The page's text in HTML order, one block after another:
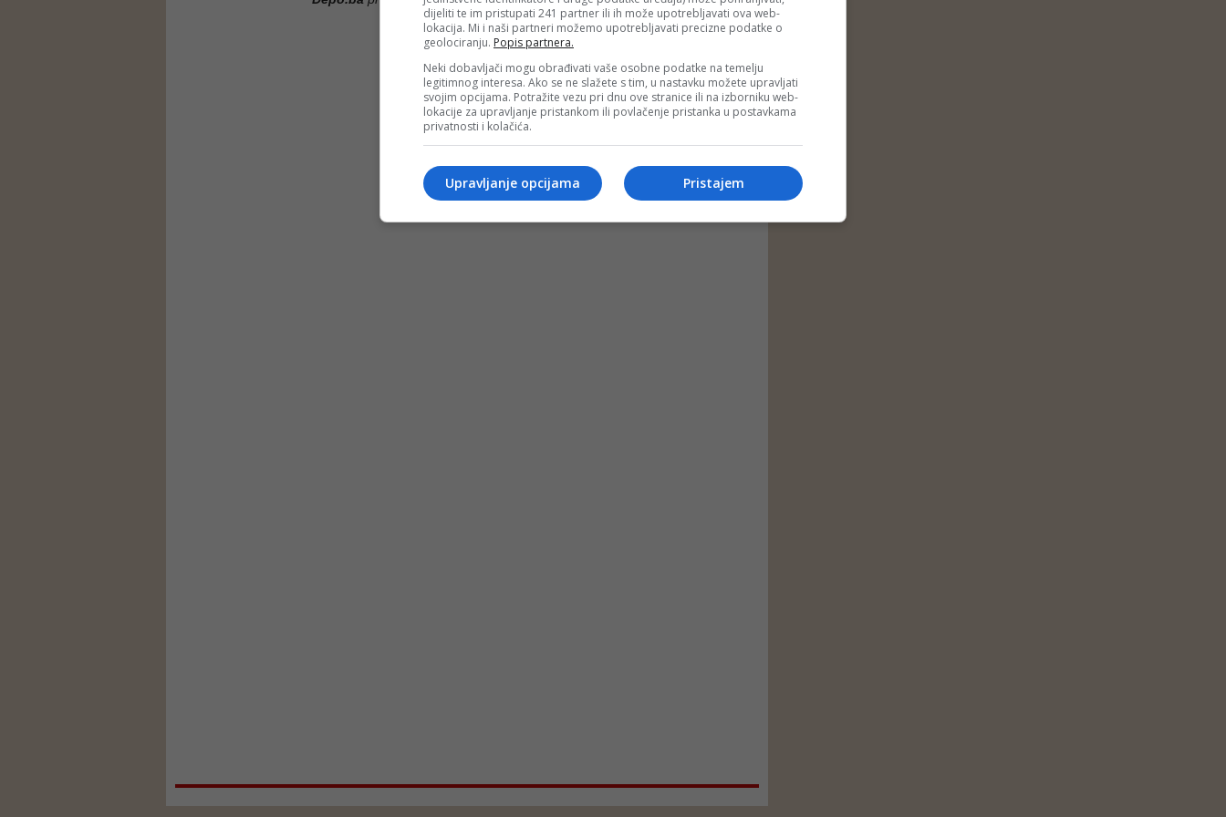
dijeliti te im pristupati 241 partner ili ih može upotrebljavati ova web-
lokacija. Mi i naši partneri možemo upotrebljavati precizne podatke o
geolociranju. Popis partnera.
Neki dobavljači mogu obrađivati vaše osobne podatke na temelju
legitimnog interesa. Ako se ne slažete s tim, u nastavku možete upravljati
svojim opcijama. Potražite vezu pri dnu ove stranice ili na izborniku web-
lokacije za upravljanje pristankom ili povlačenje pristanka u postavkama
privatnosti i kolačića.
Pristajem
Upravljanje opcijama